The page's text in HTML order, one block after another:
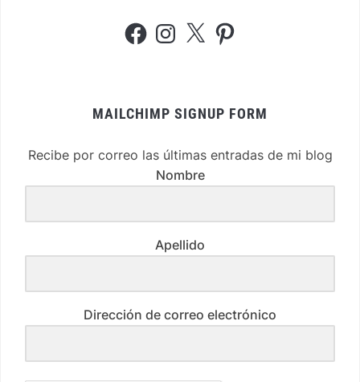
FacebookInstagram
X Pinterest
MAILCHIMP SIGNUP FORM
Recibe por correo las últimas entradas de mi blog
Nombre
Apellido
Dirección de correo electrónico